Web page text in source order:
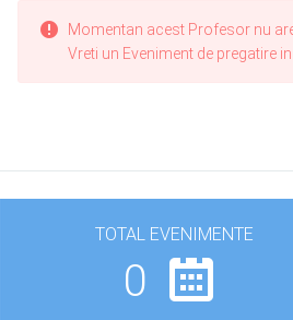
Momentan acest Profesor nu
Vreti un Eveniment de pregatire
TOTAL EVENIMENTE
0